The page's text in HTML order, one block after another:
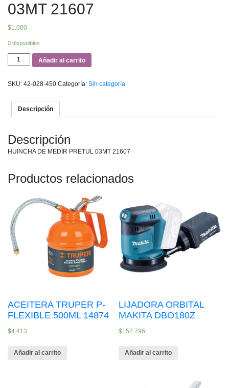
03MT 21607
$1.000
0 disponibles
HUINCHA
DE
PRETUL
21607
cantidad
Añadir al carrito
SKU: 42-028-450 Categoría: Sin categoría
Descripción
Descripción
HUINCHA DE MEDIR PRETUL 03MT 21607
Productos relacionados
ACEITERA TRUPER P-
FLEXIBLE 500ML 14874
$4.413
Añadir al carrito
LIJADORA ORBITAL
MAKITA DBO180Z
$152.796
Añadir al carrito